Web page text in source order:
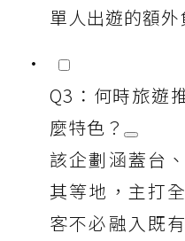
單人出遊的額外
Q3：何時旅遊
麼特色？
該企劃涵蓋台
其等地，主打
客不必融入既